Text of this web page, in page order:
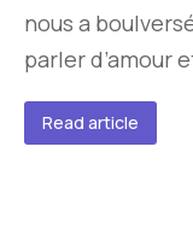
nous a
parler d’amour
Read article